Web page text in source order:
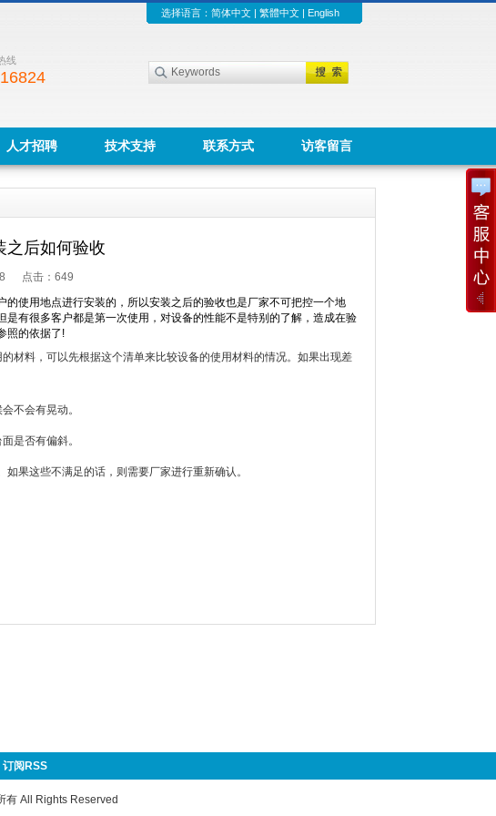
选择语言： 简体中文| 繁體中文| English
线
人才招聘 技术支持 联系方式 访客留言
之后如何验收
点击： 649
使用地点进行安装的，所以安装之后的验收也是厂家不可把控一个地
有很多客户都是第一次使用，对设备的性能不是特别的了解，造成在验
照的依据了!
料，可以先根据这个清单来比较设备的使用材料的情况。如果出现差
不会有晃动。
是否有偏斜。
果这些不满足的话，则需要厂家进行重新确认。
订阅RSS
有 All Rights Reserved